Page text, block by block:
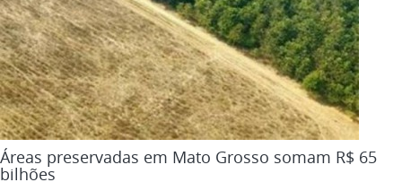
Áreas preservadas em Mato Grosso somam R$ 65
bilhões